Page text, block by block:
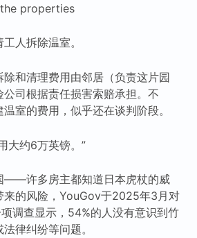
properties
人拆除温室。
和清理费用由邻居（负责这片园
司根据责任损害索赔承担。不
室的费用，似乎还在谈判阶段。
大约6万英镑。”
——许多房主都知道日本虎杖的威
来的风险，YouGov于2025年3月对
调查显示，54%的人没有意识到竹
律纠纷等问题。